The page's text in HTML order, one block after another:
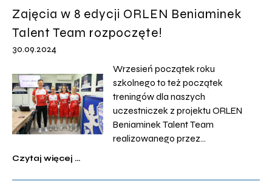
Malwina Stefanowska Karne: 1:0
Resovia gol 1:1 Krychta […]
Zajęcia w 8 edycji ORLEN Beniaminek
Talent Team rozpoczęte!
30.09.2024
Wrzesień początek roku
szkolnego to też początek
treningów dla naszych
uczestniczek z projektu ORLEN
Beniaminek Talent Team
realizowanego przez
Strategicznym firmą ORLEN oraz
Czytaj więcej ...